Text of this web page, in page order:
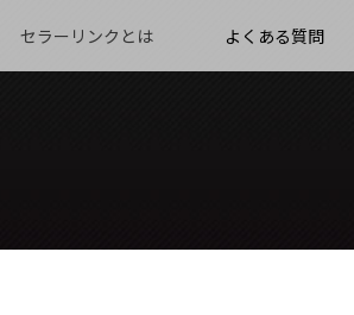
セラーリンクとは よくある質問